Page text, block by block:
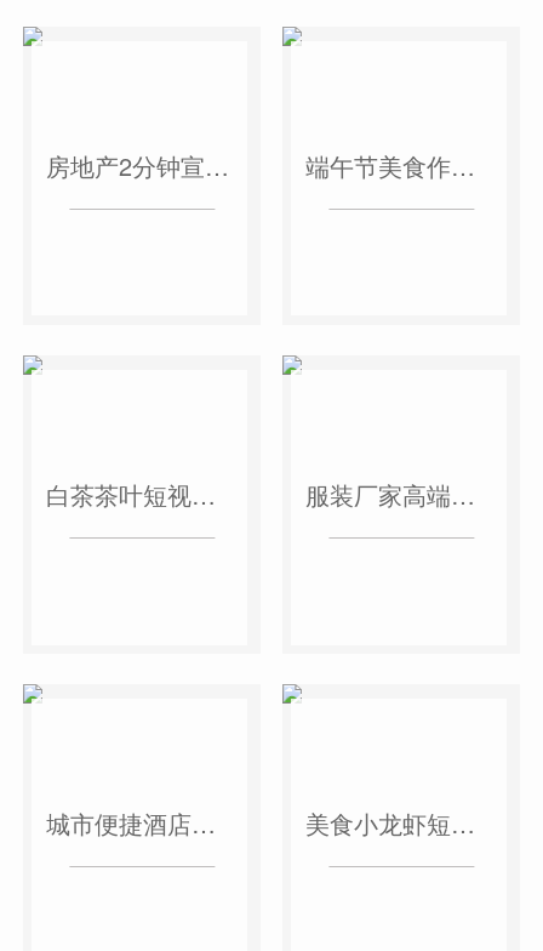
房地产2分钟宣传片 端午节美食作品短视频案例
白茶茶叶短视频作品 服装厂家高端短视频作品
城市便捷酒店短视频案例 美食小龙虾短视频案例